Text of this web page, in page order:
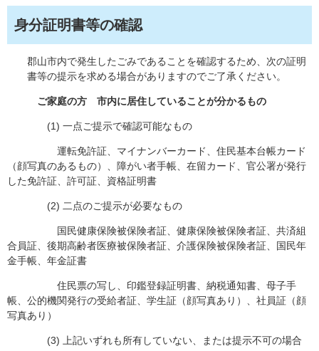
身分証明書等の確認
郡山市内で発生したごみであることを確認するため、次の証明
書等の提示を求める場合がありますのでご了承ください。
ご家庭の方 市内に居住していることが分かるもの​
(1) 一点ご提示で確認可能なもの
運転免許証、マイナンバーカード、住民基本台帳カード
（顔写真のあるもの）、障がい者手帳、在留カード、官公署が発行
した免許証、許可証、資格証明書
(2) 二点のご提示が必要なもの
国民健康保険被保険者証、健康保険被保険者証、共済組
合員証、後期高齢者医療被保険者証、介護保険被保険者証、国民年
金手帳、年金証書
住民票の写し、印鑑登録証明書、納税通知書、母子手
帳、公的機関発行の受給者証、学生証（顔写真あり）、社員証（顔
写真あり）
(3) 上記いずれも所有していない、または提示不可の場合